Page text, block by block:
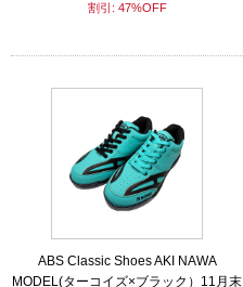
割引: 47%OFF
ABS Classic Shoes AKI NAWA
MODEL(ターコイズ×ブラック）11月末